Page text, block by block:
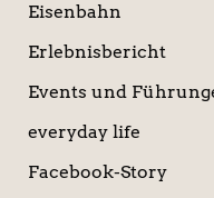
Eisenbahn
Erlebnisbericht
Events und
everyday life
Facebook-Story